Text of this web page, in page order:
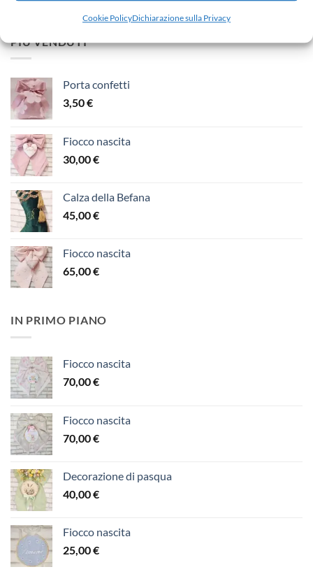
Cookie PolicyDichiarazione sulla Privacy
PIÙ VENDUTI
Porta confetti
3,50€
Fiocco nascita
30,00€
Calza della Befana
45,00€
Fiocco nascita
65,00€
IN PRIMO PIANO
Fiocco nascita
70,00€
Fiocco nascita
70,00€
Decorazione di pasqua
40,00€
Fiocco nascita
25,00€